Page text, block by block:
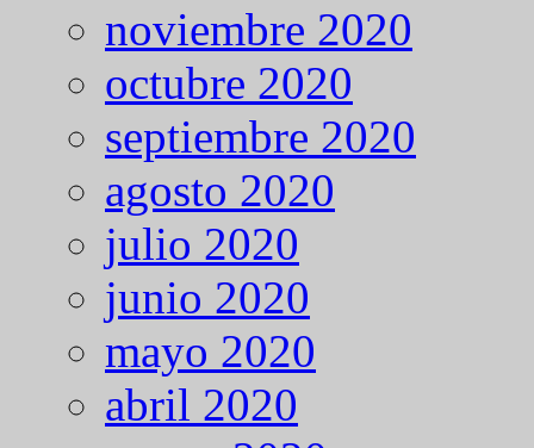
noviembre 2020
octubre 2020
septiembre 2020
agosto 2020
julio 2020
junio 2020
mayo 2020
abril 2020